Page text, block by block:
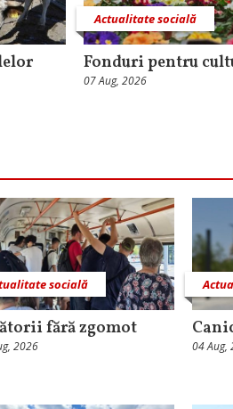
Actualitate socială
Fonduri pentru
07 Aug, 2026
socială
fără zgomot
2026 04 Aug,